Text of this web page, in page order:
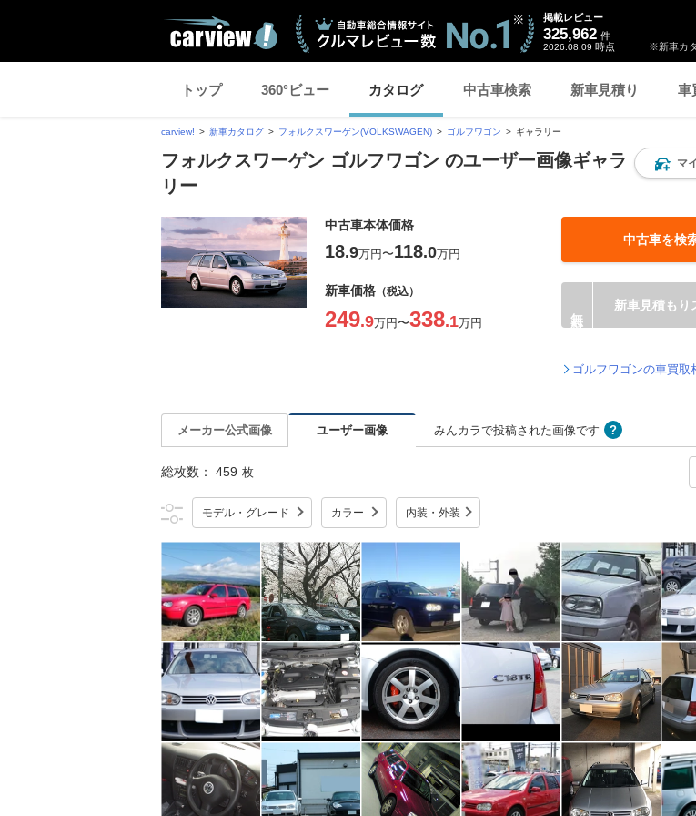
※新車カ
掲載レビュー
325,962 件
2026.08.09 時点
トップ 360°ビュー カタログ 中古車検索 新車見積り 車
carview! 新車カタログ フォルクスワーゲン(VOLKSWAGEN) ゴルフワゴン ギャラリー
フォルクスワーゲン ゴルフワゴン のユーザー画像ギャラ
リー
マ
中古車本体価格
18.9万円〜118.0万円
中古車を検
新車価格 （税込）
249.9万円〜338.1万円
新車見積もり
ゴルフワゴンの車買取
メーカー公式画像 ユーザー画像 みんカラで投稿された画像です
総枚数： 459 枚
モデル・グレード カラー 内装・外装